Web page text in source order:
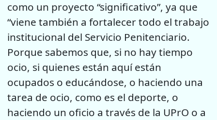
como un proyecto “significativo”, ya que
“viene también a fortalecer todo el trabajo
institucional del Servicio Penitenciario.
Porque sabemos que, si no hay tiempo
ocio, si quienes están aquí están
ocupados o educándose, o haciendo una
tarea de ocio, como es el deporte, o
haciendo un oficio a través de la UPrO o a